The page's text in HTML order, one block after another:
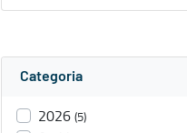
Categoria
2026 (5)